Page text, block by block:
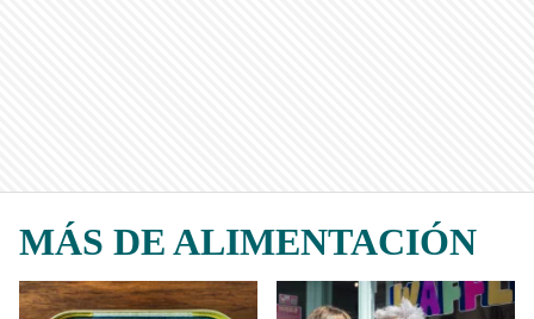
MÁS DE ALIMENTACIÓN